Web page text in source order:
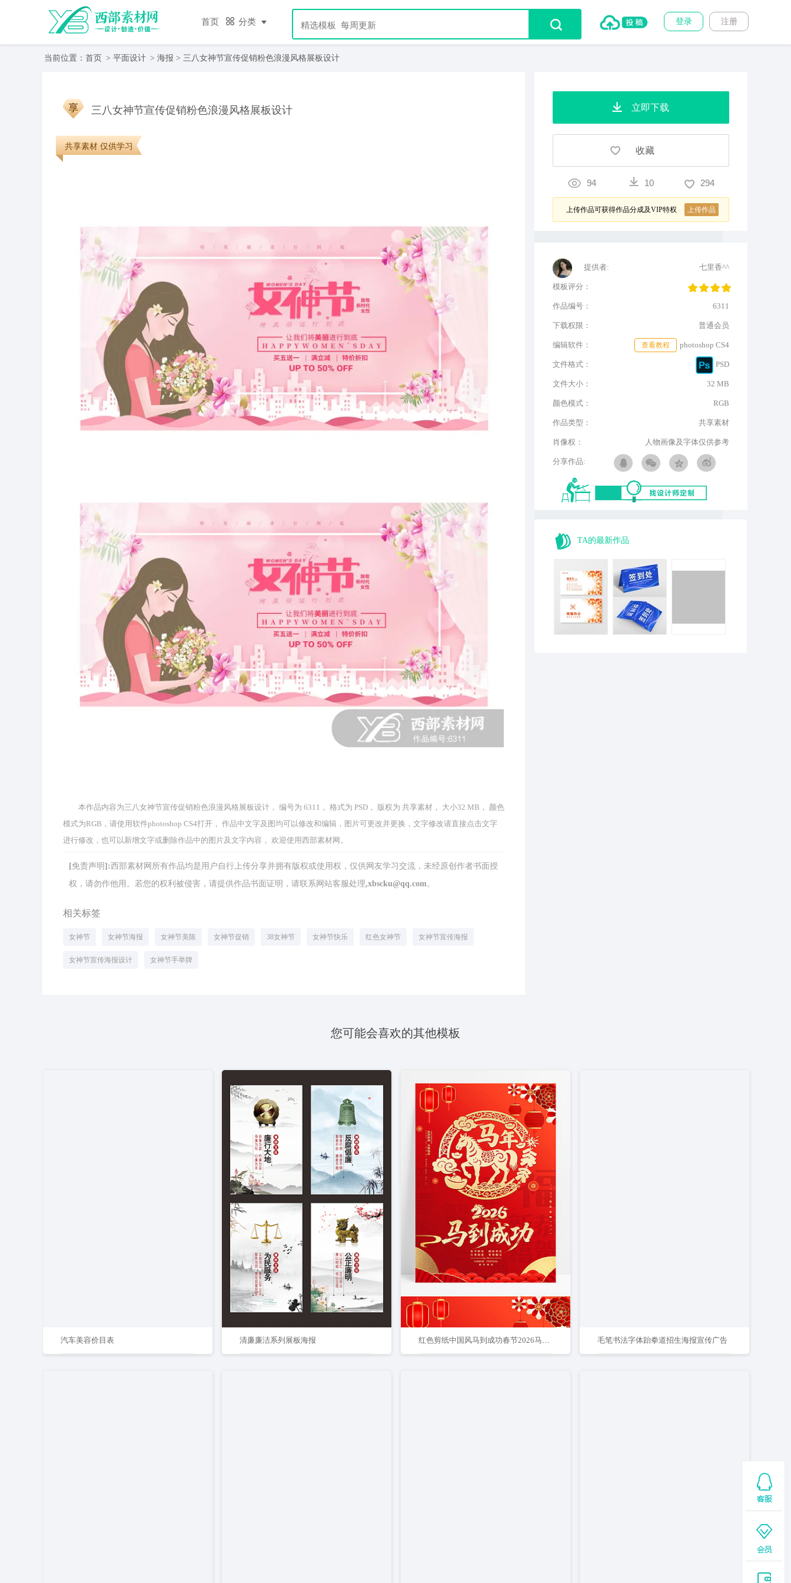
首页 分类 注册
登录
当前位置： 首页 > 平面设计 > 海报 > 三八女神节宣传促销粉色浪漫风格展板设计
三八女神节宣传促销粉色浪漫风格展板设计
共享素材 仅供学习
本作品内容为三八女神节宣传促销粉色浪漫风格展板设计， 编号为 6311， 格式为 PSD， 版权为 共享素材， 大小32 MB， 颜色
模式为RGB，请使用软件photoshop CS4打开， 作品中文字及图均可以修改和编辑，图片可更改并更换，文字修改请直接点击文字
进行修改，也可以新增文字或删除作品中的图片及文字内容， 欢迎使用西部素材网。
[免责声明]:西部素材网所有作品均是用户自行上传分享并拥有版权或使用权，仅供网友学习交流，未经原创作者书面授
权，请勿作他用。若您的权利被侵害，请提供作品书面证明，请联系网站客服处理,xbscku@qq.com。
相关标签
女神节 女神节海报 女神节美陈 女神节促销 38女神节 女神节快乐 红色女神节 女神节宣传海报
女神节宣传海报设计 女神节手举牌
立即下载
收藏
94 10 294
上传作品可获得作品分成及VIP特权 上传作品
提供者: 七里香^^
模板评分：
作品编号： 6311
下载权限： 普通会员
编辑软件： photoshop CS4
查看教程
文件格式： PSD
文件大小： 32 MB
颜色模式： RGB
作品类型： 共享素材
肖像权： 人物画像及字体仅供参考
分享作品:
TA的最新作品
您可能会喜欢的其他模板
汽车美容价目表 清廉廉洁系列展板海报 红色剪纸中国风马到成功春节2026马年海报春节福字海报 毛笔书法字体跆拳道招生海报宣传广告